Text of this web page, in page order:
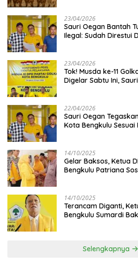
23/04/2026
Sauri Oegan Bantah
Ilegal: Sudah Direstui
23/04/2026
‎Tok! Musda ke-11
Digelar Sabtu Ini,
22/04/2026
Sauri Oegan
Kota Bengkulu Sesuai
14/10/2025
‎Gelar Baksos, Ketua
Bengkulu Patriana
14/10/2025
Terancam Diganti,
Bengkulu Sumardi
Selengkapnya